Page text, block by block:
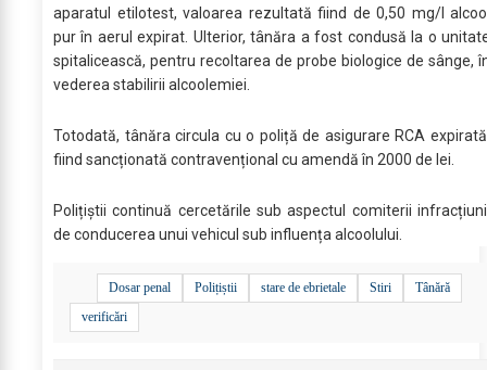
aparatul etilotest, valoarea rezultată fiind de 0,50 mg/l
pur în aerul expirat. Ulterior, tânăra a fost condusă la o
spitalicească, pentru recoltarea de probe biologice de sânge,
vederea stabilirii alcoolemiei.
Totodată, tânăra circula cu o poliță de asigurare RCA
fiind sancționată contravențional cu amendă în 2000 de lei.
Polițiștii continuă cercetările sub aspectul comiterii
de conducerea unui vehicul sub influența alcoolului.
Dosar penal Polițiștii stare de ebrietale Stiri
Tânără
verificări